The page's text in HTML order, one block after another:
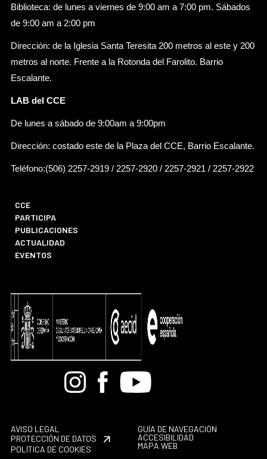
Biblioteca: de lunes a viernes de 9:00 am a 7:00 pm. Sábados
de 9:00 am a 2:00 pm
Dirección: de la Iglesia Santa Teresita 200 metros al este y 200
metros al norte. Frente a la Rotonda del Farolito. Barrio
Escalante.
LAB del CCE
De lunes a sábado de 9:00am a 9:00pm
Dirección: costado este de la Plaza del CCE, Barrio Escalante.
Teléfono:(506) 2257-2919 / 2257-2920 / 2257-2921 / 2257-2922
CCE
PARTICIPA
PUBLICACIONES
ACTUALIDAD
EVENTOS
BandcampInstagramFacebook
Youtube
AVISO LEGAL
PROTECCIÓN DE DATOS
POLÍTICA DE COOKIES
GUÍA DE NAVEGACIÓN
ACCESIBILIDAD
MAPA WEB